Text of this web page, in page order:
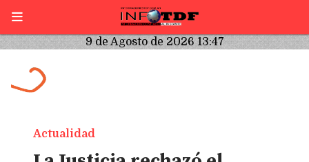
9 de Agosto de 2026 13:47
Actualidad